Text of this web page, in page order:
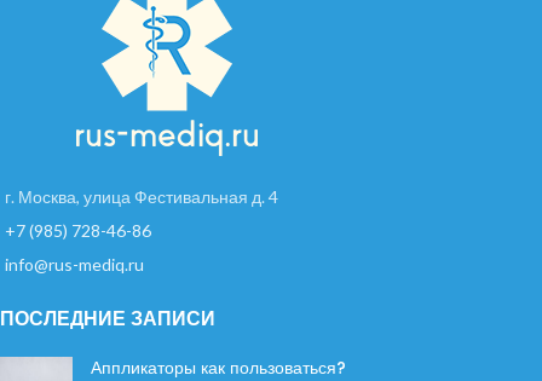
г. Москва, улица Фестивальная д. 4
+7 (985) 728-46-86
info@rus-mediq.ru
ПОСЛЕДНИЕ ЗАПИСИ
Аппликаторы как пользоваться?